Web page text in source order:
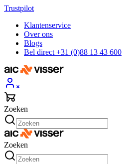
Trustpilot
Klantenservice
Over ons
Blogs
Bel direct +31 (0)88 13 43 600
Zoeken
Zoeken